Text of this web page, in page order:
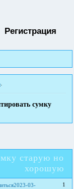
Регистрация
сумку
старую но
хорошую
1
2023-03-